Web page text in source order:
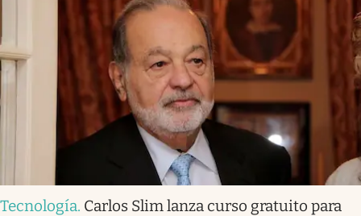
Tecnología. Carlos Slim lanza curso gratuito para